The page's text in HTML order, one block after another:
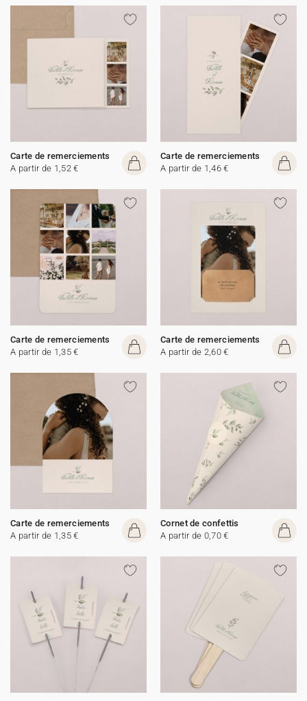
Carte de remerciements
A partir de 1,52 €
Carte de remerciements
A partir de 1,46 €
Carte de remerciements
A partir de 1,35 €
Carte de remerciements
A partir de 2,60 €
Carte de remerciements
A partir de 1,35 €
Cornet de confettis
A partir de 0,70 €